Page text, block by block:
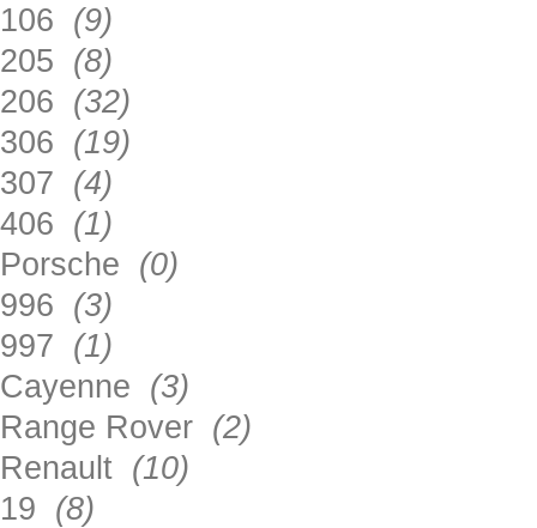
106 (9)
205 (8)
206 (32)
306 (19)
307 (4)
406 (1)
Porsche (0)
996 (3)
997 (1)
Cayenne (3)
Range Rover (2)
Renault (10)
19 (8)